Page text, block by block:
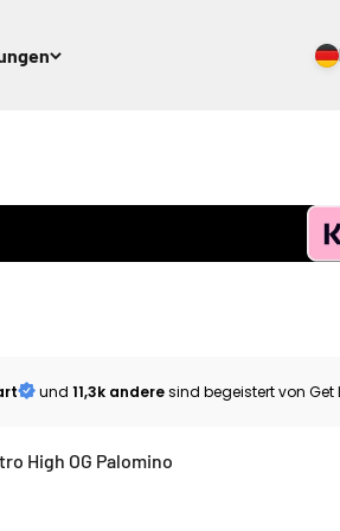
und 11,3k anderesind begeistert von Get
High OG Palomino